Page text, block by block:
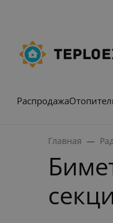
Распродажа
Главная